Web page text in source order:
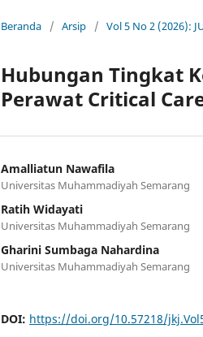
Beranda / Arsip / Vol 5 No 2 (2026):
Hubungan Tingkat
Perawat Critical
Amalliatun Nawafila
Universitas Muhammadiyah Semarang
Ratih Widayati
Universitas Muhammadiyah Semarang
Gharini Sumbaga Nahardina
Universitas Muhammadiyah Semarang
DOI: https://doi.org/10.57218/